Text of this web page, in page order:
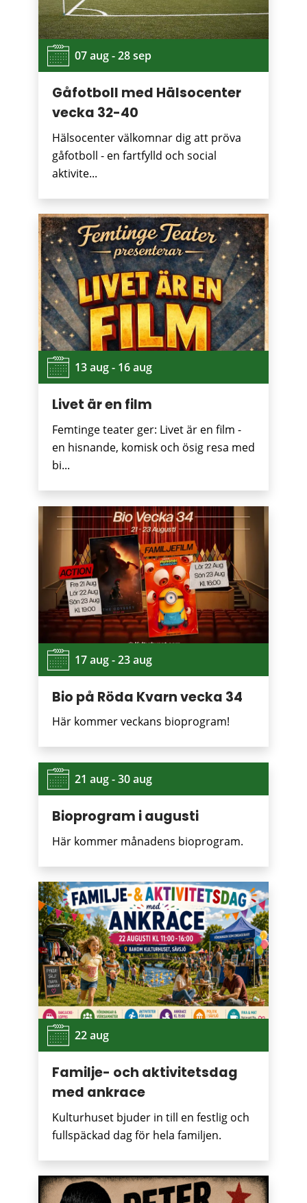
07 aug - 28 sep
Gåfotboll med Hälsocenter
vecka 32-40
Hälsocenter välkomnar dig att pröva
gåfotboll - en fartfylld och social
aktivite...
13 aug - 16 aug
Livet är en film
Femtinge teater ger: Livet är en film -
en hisnande, komisk och ösig resa med
bi...
17 aug - 23 aug
Bio på Röda Kvarn vecka 34
Här kommer veckans bioprogram!
21 aug - 30 aug
Bioprogram i augusti
Här kommer månadens bioprogram.
22 aug
Familje- och aktivitetsdag
med ankrace
Kulturhuset bjuder in till en festlig och
fullspäckad dag för hela familjen.